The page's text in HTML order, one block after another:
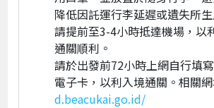
降低因託運行李延遲或遺失所生
請提前至3-4小時抵達機場，以
通關順利。
請於出發前72小時上網自行填
電子卡，以利入境通關。相關
d.beacukai.go.id/